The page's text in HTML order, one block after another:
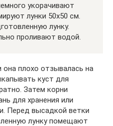
укорачивают
лунки 50х50 см.
лунку.
проливают водой.
она плохо отзывалась на
куст для
Затем корни
для хранения или
Перед высадкой ветки
лунку помещают